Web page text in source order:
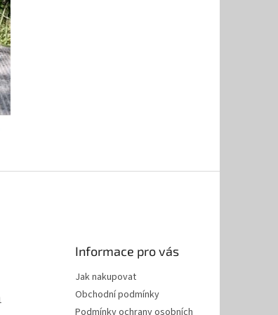
Informace pro vás
Jak nakupovat
Obchodní podmínky
Podmínky ochrany osobních